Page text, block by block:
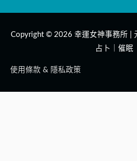
Copyright © 2026 幸運女神事務所 |
占卜｜催眠
使用條款 & 隱私政策